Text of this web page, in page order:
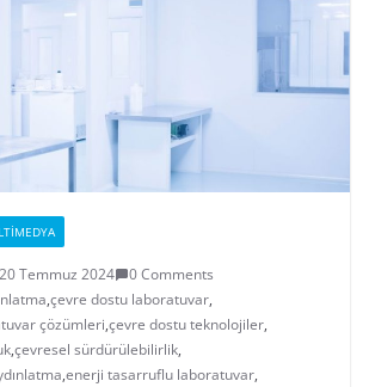
20 Temmuz 2024
0 Comments
,çevre dostu laboratuvar,
çözümleri,çevre dostu teknolojiler,
,çevresel sürdürülebilirlik,
,enerji tasarruflu laboratuvar,